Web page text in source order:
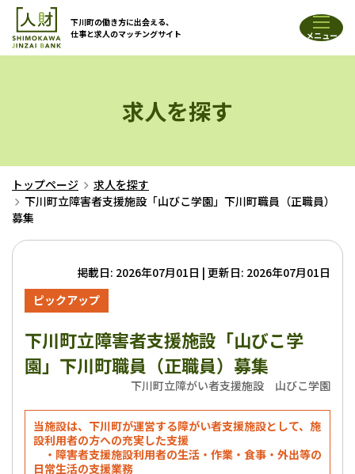
下川町の働き方に出会える、
仕事と求人のマッチングサイト
メニュー
求人を探す
トップページ
求人を探す
下川町立障害者支援施設「山びこ学園」下川町職員（正職員）
募集
掲載日: 2026年07月01日 | 更新日: 2026年07月01日
ピックアップ
下川町立障害者支援施設「山びこ学
園」下川町職員（正職員）募集
下川町立障がい者支援施設 山びこ学園
当施設は、下川町が運営する障がい者支援施設として、施
設利用者の方への充実した支援
・障害者支援施設利用者の生活・作業・食事・外出等の
日常生活の支援業務